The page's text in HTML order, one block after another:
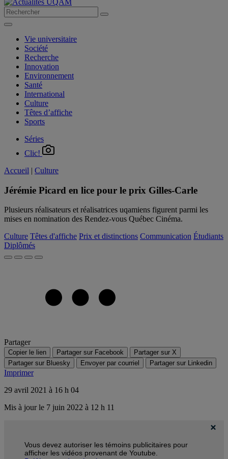
Vie universitaire
Société
Recherche
Innovation
Environnement
Santé
International
Culture
Têtes d’affiche
Sports
Séries
Clic!
Accueil | Culture
Jérémie Picard en lice pour le prix Gilles-Carle
Plusieurs réalisateurs et réalisatrices uqamiens figurent parmi les
mises en nomination des Rendez-vous Québec Cinéma.
Culture Têtes d'affiche Prix et distinctions Communication Étudiants
Diplômés
Partager
Copier le lien Partager sur Facebook
Partager sur X
Partager sur Bluesky
Envoyer par courriel Partager sur Linkedin
Imprimer
29 avril 2021 à 16 h 04
Mis à jour le 7 juin 2022 à 12 h 11
Vous devez autoriser les témoins publicitaires pour
afficher les vidéos provenant de Youtube.